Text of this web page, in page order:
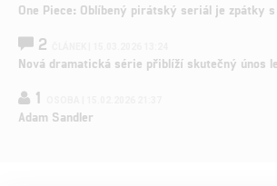
One Piece: Oblíbený pirátský seriál je zpátky
2
Nová dramatická série přiblíží skutečný únos
1
Adam Sandler